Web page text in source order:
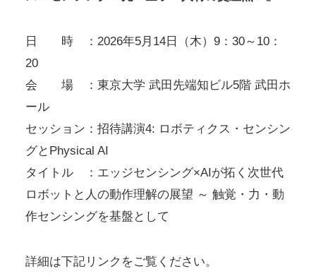
日 時 ：2026年5月14日（木）9：30～10：
20
会 場 ：東京大学 武田先端知ビル5階 武田ホ
ール
セッション：招待講演4: ロボティクス・センシン
グとPhysical AI
タイトル ：エッジセンシング×AIが拓く次世代
ロボットと人の動作理解の展望 ～ 触覚・力・動
作センシングを基盤として
詳細は下記リンクをご覧ください。